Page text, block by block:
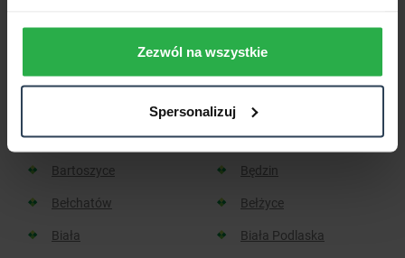
Zezwól na wszystkie
Spersonalizuj
Sprawdź, w jakich miastach
znajdziesz placówkę CUK:
Aleksandrów Kujawski
Aleksandrów Łódzki
Baborów
Barlinek
Bartoszyce
Będzin
Bełchatów
Bełżyce
Biała
Biała Podlaska